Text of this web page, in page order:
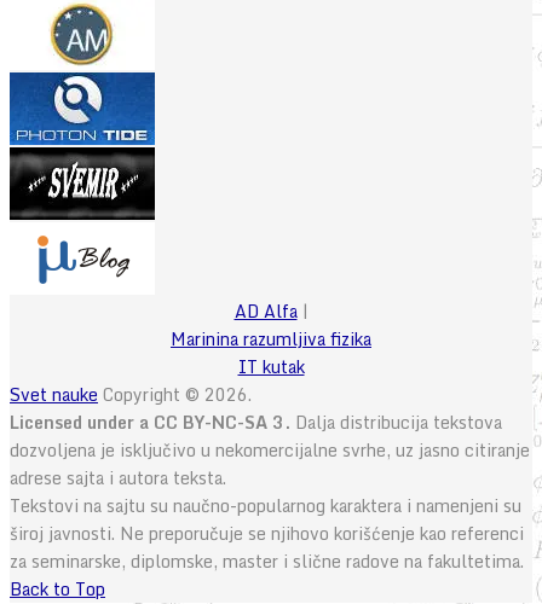
AD Alfa|
Marinina razumljiva fizika
IT kutak
Svet nauke Copyright © 2026.
Licensed under a CC BY-NC-SA 3. Dalja distribucija tekstova
dozvoljena je isključivo u nekomercijalne svrhe, uz jasno citiranje
adrese sajta i autora teksta.
Tekstovi na sajtu su naučno-popularnog karaktera i namenjeni su
široj javnosti. Ne preporučuje se njihovo korišćenje kao referenci
za seminarske, diplomske, master i slične radove na fakultetima.
Back to Top